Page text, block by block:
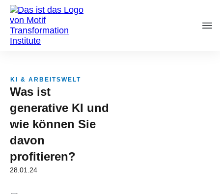
KI & ARBEITSWELT
Was ist
generative KI und
wie können Sie
davon
profitieren?
28.01.24